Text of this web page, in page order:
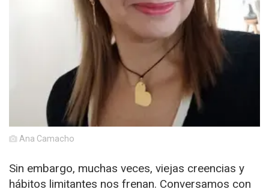
Ana Camacho
Sin embargo, muchas veces, viejas creencias y
hábitos limitantes nos frenan. Conversamos con